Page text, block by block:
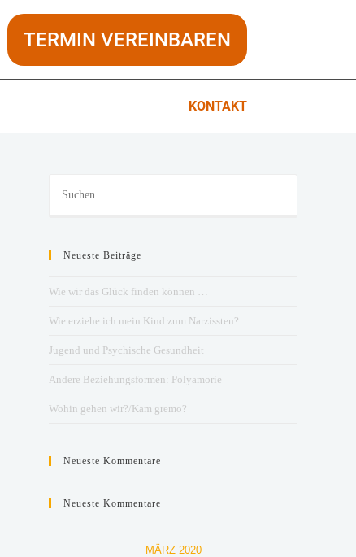
TERMIN VEREINBAREN
KONTAKT
Neueste Beiträge
Wie wir das Glück finden können …
Wie erziehe ich mein Kind zum Narzissten?
Jugend und Psychische Gesundheit
Andere Beziehungsformen: Polyamorie
Wohin gehen wir?/Kam gremo?
Neueste Kommentare
Neueste Kommentare
MÄRZ 2020